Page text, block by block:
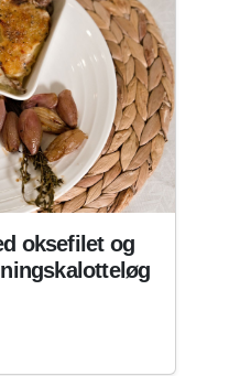
oksefilet og